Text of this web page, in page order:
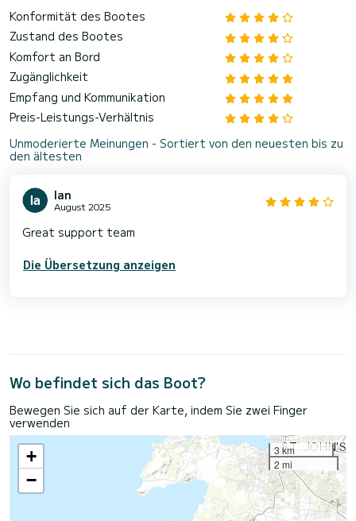
Konformität des Bootes
Zustand des Bootes
Komfort an Bord
Zugänglichkeit
Empfang und Kommunikation
Preis-Leistungs-Verhältnis
Unmoderierte Meinungen - Sortiert von den neuesten bis zu
den ältesten
Ian
August 2025
Great support team
Die Übersetzung anzeigen
Wo befindet sich das Boot?
Bewegen Sie sich auf der Karte, indem Sie zwei Finger
verwenden
+
−
3 km
2 mi